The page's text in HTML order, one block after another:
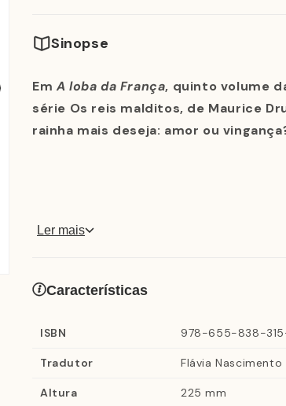
Sinopse
Em A loba da França, quinto volume
série Os reis malditos, de Maurice
rainha mais deseja: amor ou
atravessada por diversas catástrofes.
como seu irmão Luís X, sem deixar um
o sucede ao trono. Durante o seu
governada de fato por dois nobres
Ler mais
Características
ISBN 978-655-838-
Tradutor Flávia Nascimento
Altura 225 mm